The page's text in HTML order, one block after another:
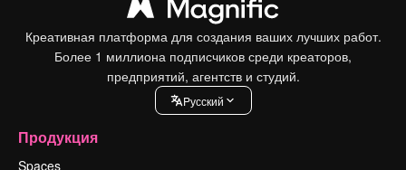
Креативная платформа для создания ваших лучших работ.
Более 1 миллиона подписчиков среди креаторов,
предприятий, агентств и студий.
Pусский
Продукция
Spaces